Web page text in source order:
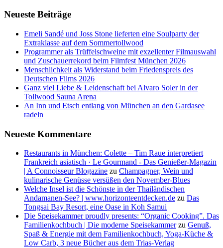
Neueste Beiträge
Emeli Sandé und Joss Stone lieferten eine Soulparty der
Extraklasse auf dem Sommertollwood
Programmer als Trüffelschweine mit exzellenter Filmauswahl
und Zuschauerrekord beim Filmfest München 2026
Menschlichkeit als Widerstand beim Friedenspreis des
Deutschen Films 2026
Ganz viel Liebe & Leidenschaft bei Alvaro Soler in der
Tollwood Sauna Arena
An Inn und Etsch entlang von München an den Gardasee
radeln
Neueste Kommentare
Restaurants in München: Colette – Tim Raue interpretiert
Frankreich asiatisch · Le Gourmand - Das Genießer-Magazin
| A Connoisseur Blogazine zu Champagner, Wein und
kulinarische Genüsse versüßen den November-Blues
Welche Insel ist die Schönste in der Thailändischen
Andamanen-See? | www.horizonteentdecken.de zu Das
Tongsai Bay Resort, eine Oase in Koh Samui
Die Speisekammer proudly presents: “Organic Cooking”. Das
Familienkochbuch | Die moderne Speisekammerzu Genuß,
Spaß & Energie mit dem Familienkochbuch, Yoga-Küche &
Low Carb, 3 neue Bücher aus dem Trias-Verlag